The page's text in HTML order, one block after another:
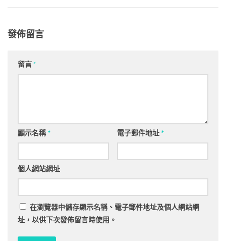
發佈留言
留言*
顯示名稱* 電子郵件地址*
個人網站網址
在瀏覽器中儲存顯示名稱、電子郵件地址及個人網站網
址，以供下次發佈留言時使用。